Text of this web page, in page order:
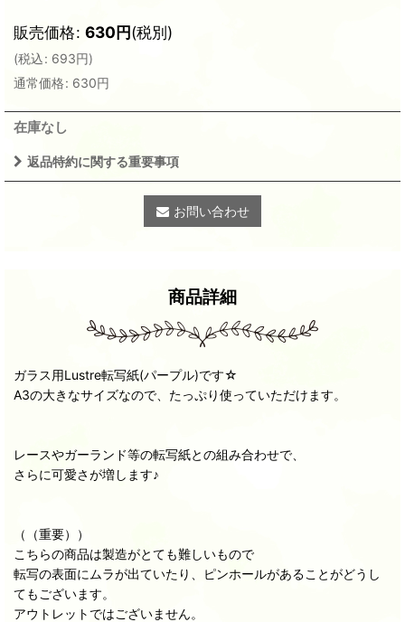
販売価格: 630円(税別)
(税込: 693円)
通常価格: 630円
在庫なし
返品特約に関する重要事項
お問い合わせ
商品詳細
ガラス用Lustre転写紙(パープル)です☆
A3の大きなサイズなので、たっぷり使っていただけます。
レースやガーランド等の転写紙との組み合わせで、
さらに可愛さが増します♪
（（重要））
こちらの商品は製造がとても難しいもので
転写の表面にムラが出ていたり、ピンホールがあることがどうし
てもございます。
アウトレットではございません。